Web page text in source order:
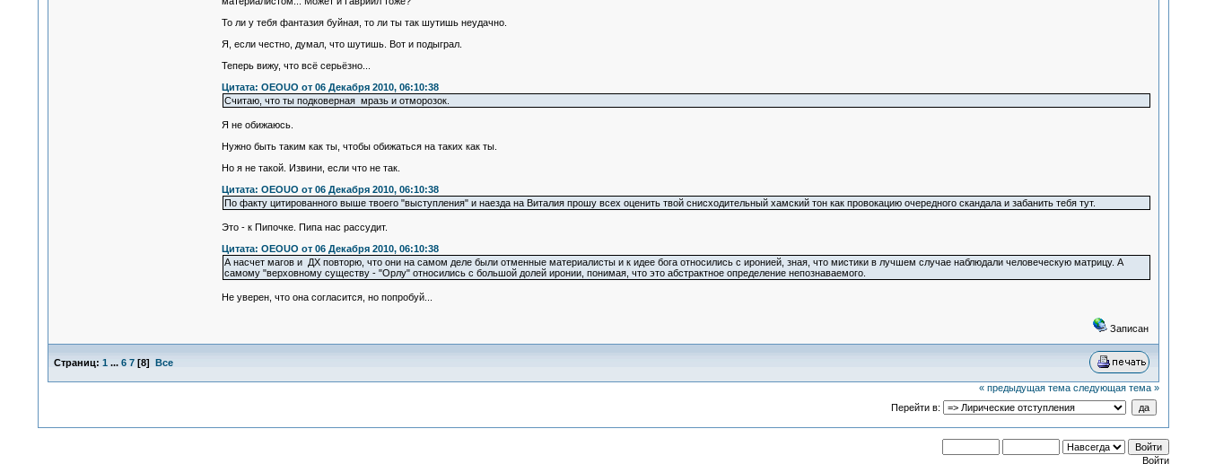
То ли у тебя фантазия буйная, то ли ты так шутишь неудачно.
Я, если честно, думал, что шутишь. Вот и подыграл.
Теперь вижу, что всё серьёзно...
Цитата: OEOUO от 06 Декабря 2010, 06:10:38
Считаю, что ты подковерная мразь и отморозок.
Я не обижаюсь.
Нужно быть таким как ты, чтобы обижаться на таких как ты.
Но я не такой. Извини, если что не так.
Цитата: OEOUO от 06 Декабря 2010, 06:10:38
По факту цитированного выше твоего "выступления" и наезда на Виталия прошу всех оценить твой снисходительный хамский тон как провокацию очередного скандала и забанить тебя тут.
Это - к Пипочке. Пипа нас рассудит.
Цитата: OEOUO от 06 Декабря 2010, 06:10:38
А насчет магов и ДХ повторю, что они на самом деле были отменные материалисты и к идее бога относились с иронией, зная, что мистики в лучшем случае наблюдали человеческую матрицу. А
самому "верховному существу - "Орлу" относились с большой долей иронии, понимая, что это абстрактное определение непознаваемого.
Не уверен, что она согласится, но попробуй...
Записан
Страниц: 1 ... 6 7[8] Все
« предыдущая тема следующая тема »
Перейти в:
Войти